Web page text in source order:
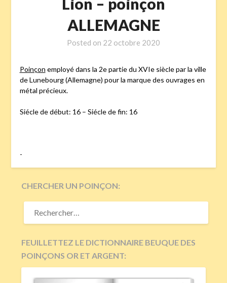
ALLEMAGNE
Posted on 22 octobre 2020
Poinçon employé dans la 2e partie du XVIe siècle par la ville
de Lunebourg (Allemagne) pour la marque des ouvrages en
métal précieux.
Siécle de début: 16 – Siécle de fin: 16
-
CHERCHER UN POINÇON:
RECHERCHER :
FEUILLETTEZ LE DICTIONNAIRE BEUQUE DES
POINÇONS OR ET ARGENT: